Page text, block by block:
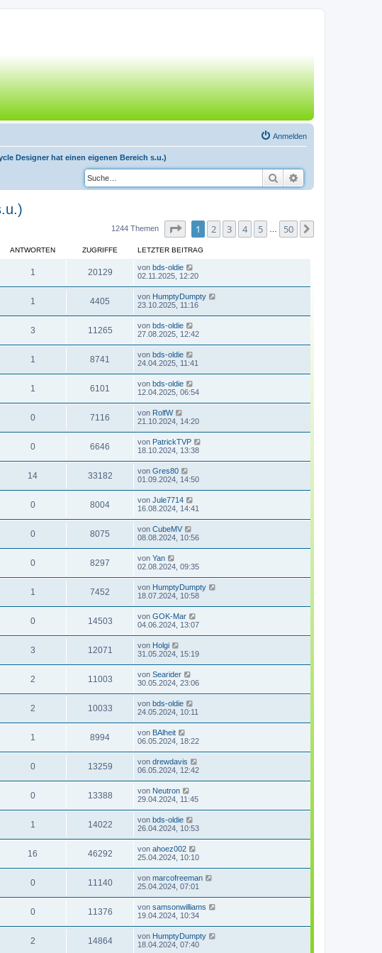
Anmelden
Designer hat einen eigenen Bereich s.u.)
Suche
1244 Themen Seite von50
1 2 3 4 5 50
ANTWORTEN ZUGRIFFE LETZTER BEITRAG
1 20129 von bds-oldie
02.11.2025, 12:20
1 4405 von HumptyDumpty
23.10.2025, 11:16
3 11265 von bds-oldie
27.08.2025, 12:42
1 8741 von bds-oldie
24.04.2025, 11:41
1 6101 von bds-oldie
12.04.2025, 06:54
0 7116 von RolfW
21.10.2024, 14:20
0 6646 von PatrickTVP
18.10.2024, 13:38
14 33182 von Gres80
01.09.2024, 14:50
0 8004 von Jule7714
16.08.2024, 14:41
0 8075 von CubeMV
08.08.2024, 10:56
0 8297 von Yan
02.08.2024, 09:35
1 7452 von HumptyDumpty
18.07.2024, 10:58
0 14503 von GOK-Mar
04.06.2024, 13:07
3 12071 von Holgi
31.05.2024, 15:19
2 11003 von Searider
30.05.2024, 23:06
2 10033 von bds-oldie
24.05.2024, 10:11
1 8994 von BAlheit
06.05.2024, 18:22
0 13259 von drewdavis
06.05.2024, 12:42
0 13388 von Neutron
29.04.2024, 11:45
1 14022 von bds-oldie
26.04.2024, 10:53
16 46292 von ahoez002
25.04.2024, 10:10
0 11140 von marcofreeman
25.04.2024, 07:01
0 11376 von samsonwilliams
19.04.2024, 10:34
2 14864 von HumptyDumpty
18.04.2024, 07:40